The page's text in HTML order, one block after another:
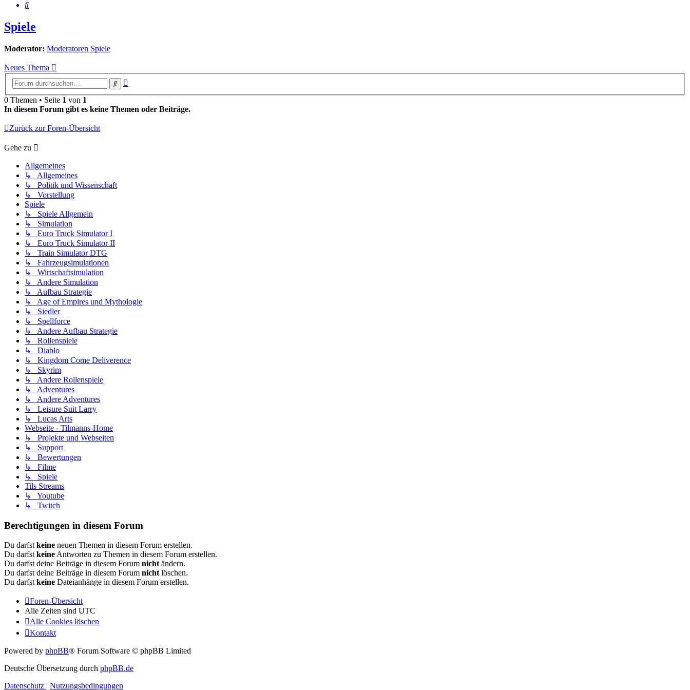
Suche
Spiele
Moderator: Moderatoren Spiele
Neues Thema
Suche
0 Themen • Seite 1 von 1
In diesem Forum gibt es keine Themen oder Beiträge.
Zurück zur Foren-Übersicht
Gehe zu
Allgemeines
↳ Allgemeines
↳ Politik und Wissenschaft
↳ Vorstellung
Spiele
↳ Spiele Allgemein
↳ Simulation
↳ Euro Truck Simulator I
↳ Euro Truck Simulator II
↳ Train Simulator DTG
↳ Fahrzeugsimulationen
↳ Wirtschaftsimulation
↳ Andere Simulation
↳ Aufbau Strategie
↳ Age of Empires und Mythologie
↳ Siedler
↳ Spellforce
↳ Andere Aufbau Strategie
↳ Rollenspiele
↳ Diablo
↳ Kingdom Come Deliverence
↳ Skyrim
↳ Andere Rollenspiele
↳ Adventures
↳ Andere Adventures
↳ Leisure Suit Larry
↳ Lucas Arts
Webseite - Tilmanns-Home
↳ Projekte und Webseiten
↳ Support
↳ Bewertungen
↳ Filme
↳ Spiele
Tils Streams
↳ Youtube
↳ Twitch
Berechtigungen in diesem Forum
Du darfst keine neuen Themen in diesem Forum erstellen.
Du darfst keine Antworten zu Themen in diesem Forum erstellen.
Du darfst deine Beiträge in diesem Forum nicht ändern.
Du darfst deine Beiträge in diesem Forum nicht löschen.
Du darfst keine Dateianhänge in diesem Forum erstellen.
Foren-Übersicht
Alle Zeiten sind UTC
Alle Cookies löschen
Kontakt
Powered by phpBB® Forum Software © phpBB Limited
Deutsche Übersetzung durch phpBB.de
Datenschutz | Nutzungsbedingungen